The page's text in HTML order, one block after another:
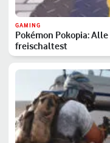
GAMING
Pokémon Pokopia:
freischaltest